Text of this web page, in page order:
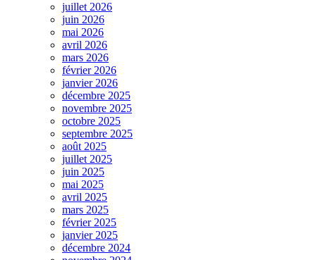
juillet 2026
juin 2026
mai 2026
avril 2026
mars 2026
février 2026
janvier 2026
décembre 2025
novembre 2025
octobre 2025
septembre 2025
août 2025
juillet 2025
juin 2025
mai 2025
avril 2025
mars 2025
février 2025
janvier 2025
décembre 2024